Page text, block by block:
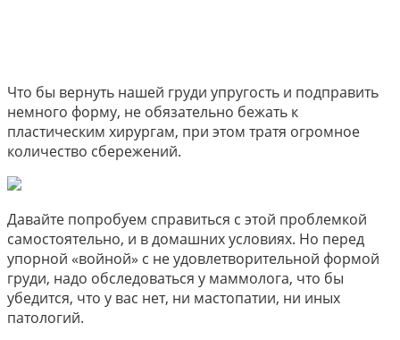
Что бы вернуть нашей груди упругость и подправить
немного форму, не обязательно бежать к
пластическим хирургам, при этом тратя огромное
количество сбережений.
Давайте попробуем справиться с этой проблемкой
самостоятельно, и в домашних условиях. Но перед
упорной «войной» с не удовлетворительной формой
груди, надо обследоваться у маммолога, что бы
убедится, что у вас нет, ни мастопатии, ни иных
патологий.